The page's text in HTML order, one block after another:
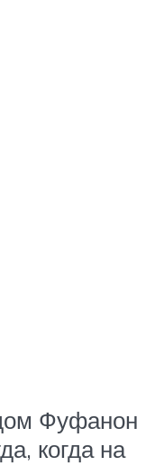
Фуфанон
когда на